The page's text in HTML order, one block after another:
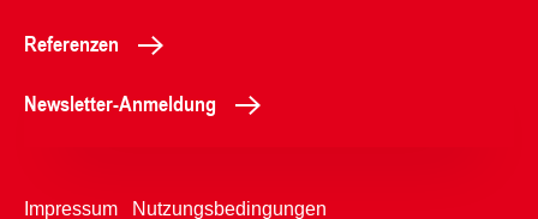
Referenzen
Newsletter-Anmeldung
Impressum Nutzungsbedingungen